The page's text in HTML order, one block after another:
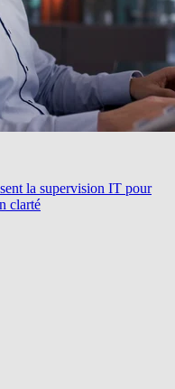
la supervision IT pour
clarté